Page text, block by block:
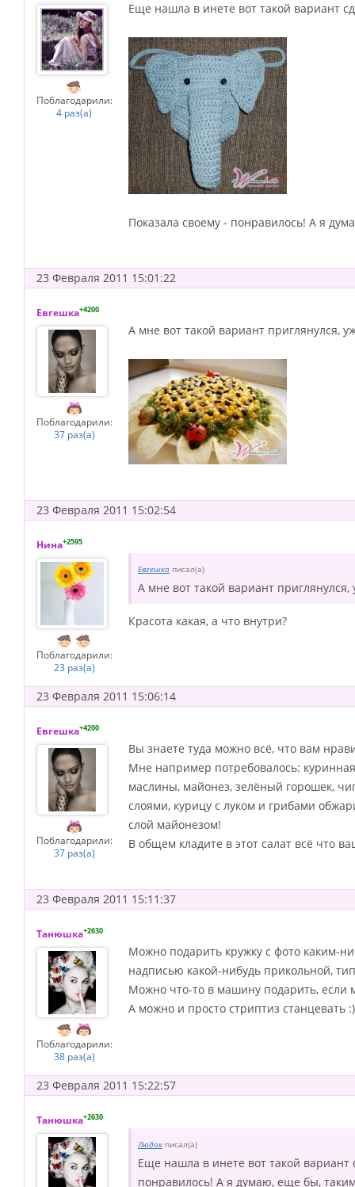
Поблагодарили:
4 раз(а)
Еще нашла в инете вот такой вариант
Показала своему - понравилось! А я
23 Февраля 2011 15:01:22
Евгешка+4200
Поблагодарили:
37 раз(а)
А мне вот такой вариант приглянулся,
23 Февраля 2011 15:02:54
Нина+2595
Поблагодарили:
23 раз(а)
Евгешка писал(а)
А мне вот такой вариант приглянулся,
Красота какая, а что внутри?
23 Февраля 2011 15:06:14
Евгешка+4200
Поблагодарили:
37 раз(а)
Вы знаете туда можно всё, что вам
Мне например потребовалось: куринная
маслины, майонез, зелёный горошек,
слоями, курицу с луком и грибами
слой майонезом!
В общем кладите в этот салат всё что
23 Февраля 2011 15:11:37
Танюшка+2630
Поблагодарили:
38 раз(а)
Можно подарить кружку с фото каким-
надписью какой-нибудь прикольной,
Можно что-то в машину подарить, если
А можно и просто стриптиз станцевать :)
23 Февраля 2011 15:22:57
Танюшка+2630
Людок писал(а)
Еще нашла в инете вот такой вариант
понравилось! А я думаю, еще бы,